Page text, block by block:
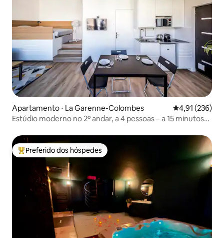
Apartamento ⋅ La Garenne-Colombes 4,91 de uma
4,91 (236)
Estúdio moderno no 2º andar, a 4 pessoas – a 15 minutos
Entre os melhores preferidos dos hóspedes
Preferido dos hóspedes